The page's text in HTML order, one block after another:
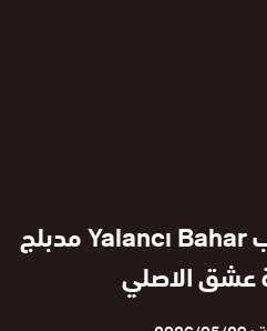
مسلسل الربيع الكاذب Yalancı Bahar مدبلج
الاصلي